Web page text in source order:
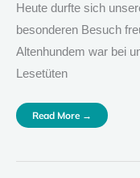
Heute durfte sich
besonderen Besuch
Altenhundem war bei
Lesetüten
Read More →